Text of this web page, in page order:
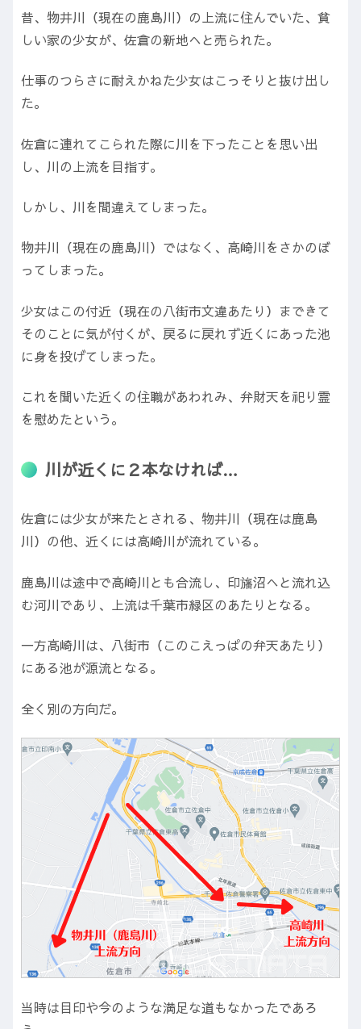
昔、物井川（現在の鹿島川）の上流に住んでいた、貧
しい家の少女が、佐倉の新地へと売られた。
仕事のつらさに耐えかねた少女はこっそりと抜け出し
た。
佐倉に連れてこられた際に川を下ったことを思い出
し、川の上流を目指す。
しかし、川を間違えてしまった。
物井川（現在の鹿島川）ではなく、高崎川をさかのぼ
ってしまった。
少女はこの付近（現在の八街市文違あたり）まできて
そのことに気が付くが、戻るに戻れず近くにあった池
に身を投げてしまった。
これを聞いた近くの住職があわれみ、弁財天を祀り霊
を慰めたという。
川が近くに２本なければ…
佐倉には少女が来たとされる、物井川（現在は鹿島
川）の他、近くには高崎川が流れている。
鹿島川は途中で高崎川とも合流し、印旛沼へと流れ込
む河川であり、上流は千葉市緑区のあたりとなる。
一方高崎川は、八街市（このこえっぱの弁天あたり）
にある池が源流となる。
全く別の方向だ。
当時は目印や今のような満足な道もなかったであろ